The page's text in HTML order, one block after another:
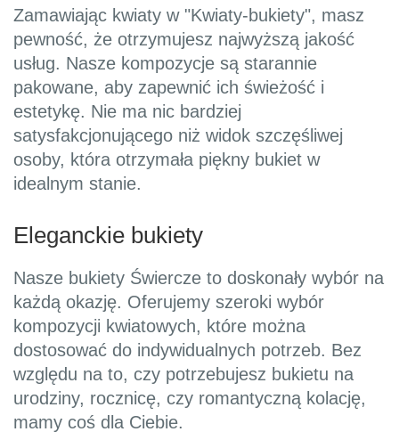
Zamawiając kwiaty w "Kwiaty-bukiety", masz
pewność, że otrzymujesz najwyższą jakość
usług. Nasze kompozycje są starannie
pakowane, aby zapewnić ich świeżość i
estetykę. Nie ma nic bardziej
satysfakcjonującego niż widok szczęśliwej
osoby, która otrzymała piękny bukiet w
idealnym stanie.
Eleganckie bukiety
Nasze bukiety Świercze to doskonały wybór na
każdą okazję. Oferujemy szeroki wybór
kompozycji kwiatowych, które można
dostosować do indywidualnych potrzeb. Bez
względu na to, czy potrzebujesz bukietu na
urodziny, rocznicę, czy romantyczną kolację,
mamy coś dla Ciebie.